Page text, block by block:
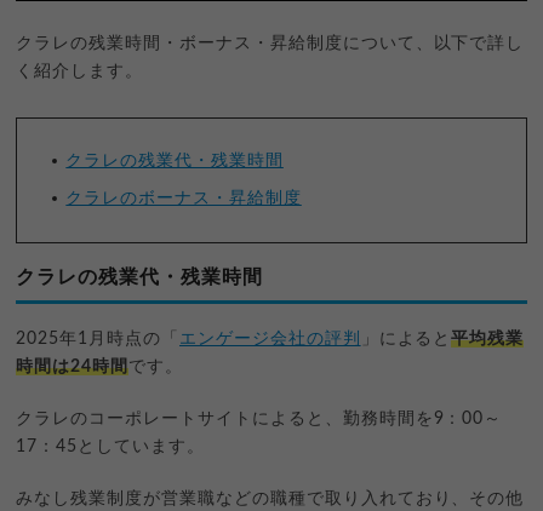
クラレの残業時間・ボーナス・昇給制度について、以下で詳し
く紹介します。
クラレの残業代・残業時間
クラレのボーナス・昇給制度
クラレの残業代・残業時間
2025年1月時点の「 エンゲージ会社の評判 」によると平均残業
時間は24時間です。
クラレのコーポレートサイトによると、勤務時間を9：00～
17：45としています。
みなし残業制度が営業職などの職種で取り入れており、その他